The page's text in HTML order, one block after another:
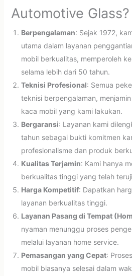
Automotive Glass?
Berpengalaman: Sejak 1972,
utama dalam layanan
mobil berkualitas, memperoleh
selama lebih dari 50 tahun.
Teknisi Profesional: Semua
teknisi berpengalaman,
kaca mobil yang kami lakukan.
Bergaransi: Layanan kami
tahun sebagai bukti komitmen
profesionalisme dan produk
Kualitas Terjamin: Kami hanya
berkualitas tinggi yang telah
Harga Kompetitif: Dapatkan
layanan berkualitas tinggi.
Layanan Pasang di Tempat
nyaman menunggu proses
melalui layanan home service.
Pemasangan yang Cepat:
mobil biasanya selesai dalam